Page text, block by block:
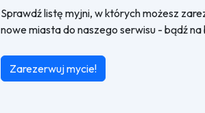
Sprawdź listę myjni, w których możesz
nowe miasta do naszego serwisu - bądź na
Zarezerwuj mycie!